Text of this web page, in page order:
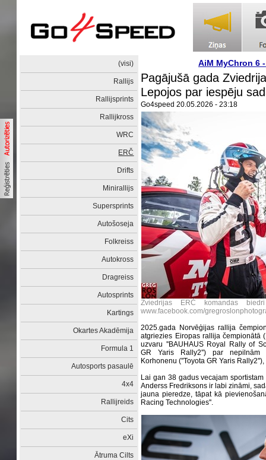
(visi)
Rallijs
Rallijsprints
Rallijkross
WRC
ERČ
Drifts
Minirallijs
Supersprints
Autošoseja
Folkreiss
Autokross
Dragreiss
Autosprints
Kartings
Okartes Akadēmija
Formula 1
Autosports pasaulē
4x4
Rallijreids
Cits
eXi
Ātruma Cilts
AiM MyChron 6
Pagājušā gada
Lepojos par iespēju
Go4speed 20.05.2026 - 23:18
Zviedrijas ERČ komandas
www.facebook.com/
2025.gada Norvēģijas rallija
atgriezies Eiropas rallija čempionātā
uzvaru ''BAUHAUS Royal Rally of
GR Yaris Rally2'') par nepilnām
Korhonenu (''Toyota GR Yaris
Lai gan 38 gadus vecajam
Anderss Fredriksons ir labi zināmi,
jauna pieredze, tāpat kā
Racing Technologies''.